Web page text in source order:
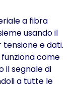
a fibra
usando il
tensione e dati.
come
il segnale di
a tutte le